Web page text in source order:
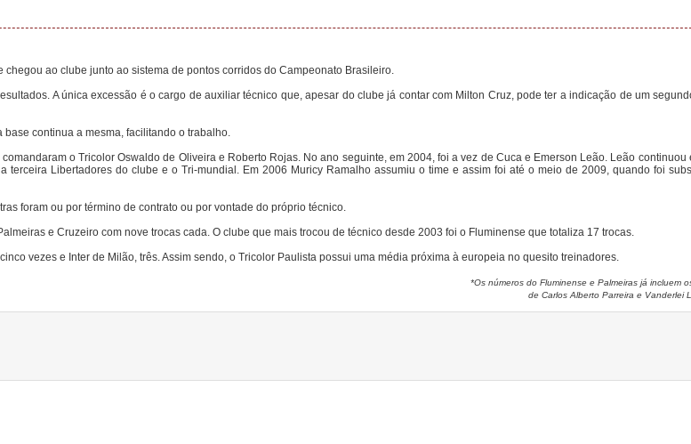
ao clube junto ao sistema de pontos corridos do Campeonato Brasileiro.
A única excessão é o cargo de auxiliar técnico que, apesar do clube já contar com Milton Cruz, pode ter a indicação de um
continua a mesma, facilitando o trabalho.
o Tricolor Oswaldo de Oliveira e Roberto Rojas. No ano seguinte, em 2004, foi a vez de Cuca e Emerson Leão. Leão continuou
Libertadores do clube e o Tri-mundial. Em 2006 Muricy Ramalho assumiu o time e assim foi até o meio de 2009, quando foi
foram ou por término de contrato ou por vontade do próprio técnico.
e Cruzeiro com nove trocas cada. O clube que mais trocou de técnico desde 2003 foi o Fluminense que totaliza 17 trocas.
vezes e Inter de Milão, três. Assim sendo, o Tricolor Paulista possui uma média próxima à europeia no quesito treinadores.
*Os números do Fluminense e Palmeiras já incluem
de Carlos Alberto Parreira e Vanderlei